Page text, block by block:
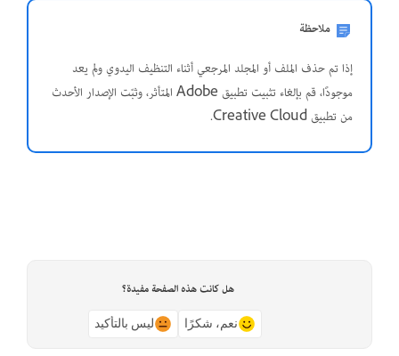
ملاحظة
إذا تم حذف الملف أو المجلد المرجعي أثناء التنظيف اليدوي ولم يعد
موجودًا، قم بإلغاء تثبيت تطبيق Adobe المتأثر
، وثبّت الإصدار الأحدث
من تطبيق Creative Cloud.
هل كانت هذه الصفحة مفيدة؟
نعم، شكرًا ليس بالتأكيد